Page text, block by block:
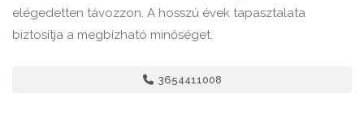
elégedetten távozzon. A hosszú évek tapasztalata
biztosítja a megbízható minőséget.
3654411008